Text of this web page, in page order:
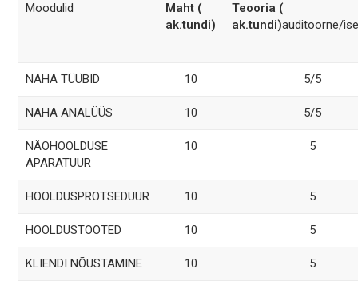
Moodulid
Maht (
ak.tundi)
Teooria (
ak.tundi)auditoorne/
NAHA TÜÜBID 10 5/5
NAHA ANALÜÜS 10 5/5
NÄOHOOLDUSE
APARATUUR
10 5
HOOLDUSPROTSEDUUR 10 5
HOOLDUSTOOTED 10 5
KLIENDI NÕUSTAMINE 10 5